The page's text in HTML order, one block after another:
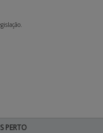
PERTO